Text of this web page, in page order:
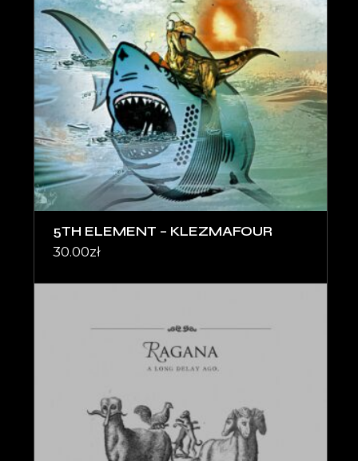
5TH ELEMENT – KLEZMAFOUR
30.00zł